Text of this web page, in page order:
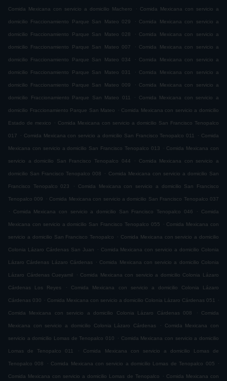
Comida Mexicana con servicio a domicilio Machero . Comida Mexicana con servicio a
domicilio Fraccionamiento Parque San Mateo 029 . Comida Mexicana con servicio a
domicilio Fraccionamiento Parque San Mateo 028 . Comida Mexicana con servicio a
domicilio Fraccionamiento Parque San Mateo 007 . Comida Mexicana con servicio a
domicilio Fraccionamiento Parque San Mateo 034 . Comida Mexicana con servicio a
domicilio Fraccionamiento Parque San Mateo 031 . Comida Mexicana con servicio a
domicilio Fraccionamiento Parque San Mateo 009 . Comida Mexicana con servicio a
domicilio Fraccionamiento Parque San Mateo 011 . Comida Mexicana con servicio a
domicilio Fraccionamiento Parque San Mateo . Comida Mexicana con servicio a domicilio
Estado de mexico . Comida Mexicana con servicio a domicilio San Francisco Tenopalco
017 . Comida Mexicana con servicio a domicilio San Francisco Tenopalco 011 . Comida
Mexicana con servicio a domicilio San Francisco Tenopalco 013 . Comida Mexicana con
servicio a domicilio San Francisco Tenopalco 044 . Comida Mexicana con servicio a
domicilio San Francisco Tenopalco 008 . Comida Mexicana con servicio a domicilio San
Francisco Tenopalco 023 . Comida Mexicana con servicio a domicilio San Francisco
Tenopalco 009 . Comida Mexicana con servicio a domicilio San Francisco Tenopalco 037
.
Comida Mexicana con servicio a domicilio San Francisco Tenopalco 046 . Comida
Mexicana con servicio a domicilio San Francisco Tenopalco 055 . Comida Mexicana con
servicio a domicilio San Francisco Tenopalco . Comida Mexicana con servicio a domicilio
Colonia Lázaro Cárdenas San Juan . Comida Mexicana con servicio a domicilio Colonia
Lázaro Cárdenas Lázaro Cárdenas . Comida Mexicana con servicio a domicilio Colonia
Lázaro Cárdenas Cueyamil . Comida Mexicana con servicio a domicilio Colonia Lázaro
Cárdenas Los Reyes . Comida Mexicana con servicio a domicilio Colonia Lázaro
Cárdenas 030 . Comida Mexicana con servicio a domicilio Colonia Lázaro Cárdenas 051 .
Comida Mexicana con servicio a domicilio Colonia Lázaro Cárdenas 008 . Comida
Mexicana con servicio a domicilio Colonia Lázaro Cárdenas . Comida Mexicana con
servicio a domicilio Lomas de Tenopalco 010 . Comida Mexicana con servicio a domicilio
Lomas de Tenopalco 011 . Comida Mexicana con servicio a domicilio Lomas de
Tenopalco 008 . Comida Mexicana con servicio a domicilio Lomas de Tenopalco 005 .
Comida Mexicana con servicio a domicilio Lomas de Tenopalco . Comida Mexicana con